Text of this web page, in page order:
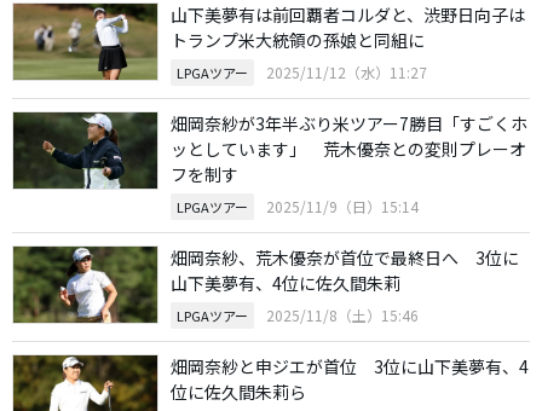
山下美夢有は前回覇者コルダと、渋野日向子は
トランプ米大統領の孫娘と同組に
LPGAツアー 2025/11/12（水）11:27
畑岡奈紗が3年半ぶり米ツアー7勝目「すごくホ
ッとしています」 荒木優奈との変則プレーオ
フを制す
LPGAツアー 2025/11/9（日）15:14
畑岡奈紗、荒木優奈が首位で最終日へ 3位に
山下美夢有、4位に佐久間朱莉
LPGAツアー 2025/11/8（土）15:46
畑岡奈紗と申ジエが首位 3位に山下美夢有、4
位に佐久間朱莉ら